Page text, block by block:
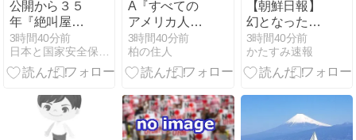
公開から３５
年『絶叫屋敷
へいらっしゃ
い！』アメリ
カン下品アメ
メリカは下品
3時間40分前
日本と国家安全保障 田中大介
A『すべての
アメリカ人を
株主に」…AI
失業時代にト
ランプ政権が
再分配「ユニ
バーサル・ベ
ーシック・キ
3時間40分前
柏の住人
【朝鮮日報】
幻となった
「女性天皇」
3時間40分前
かたすみ速報